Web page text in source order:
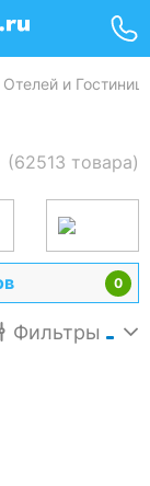
и Гостиниц
(62513 товара)
0
Фильтры